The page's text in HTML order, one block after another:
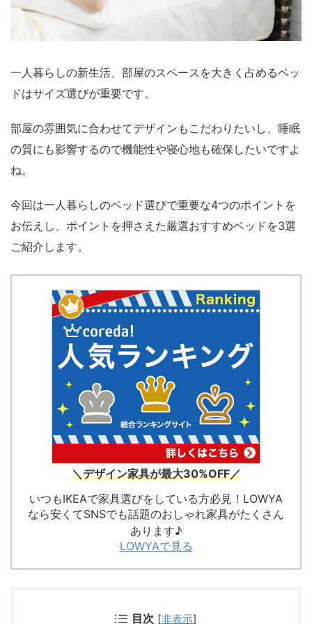
一人暮らしの新生活、部屋のスペースを大きく占めるベッ
ドはサイズ選びが重要です。
部屋の雰囲気に合わせてデザインもこだわりたいし、睡眠
の質にも影響するので機能性や寝心地も確保したいですよ
ね。
今回は一人暮らしのベッド選びで重要な4つのポイントを
お伝えし、ポイントを押さえた厳選おすすめベッドを3選
ご紹介します。
＼デザイン家具が最大30%OFF／
いつもIKEAで家具選びをしている方必見！LOWYA
なら安くてSNSでも話題のおしゃれ家具がたくさん
あります♪
LOWYAで見る
目次 [非表示]